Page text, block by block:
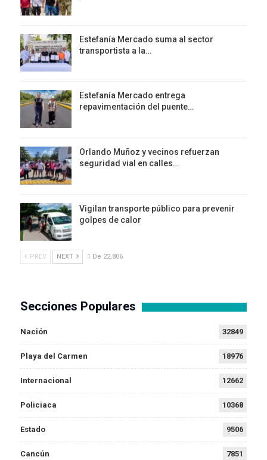
Estefanía Mercado suma al sector
transportista a la…
Estefanía Mercado entrega
repavimentación del puente…
Orlando Muñoz y vecinos refuerzan
seguridad vial en calles…
Vigilan transporte público para prevenir
golpes de calor
PREV NEXT 1 De 22,806
Secciones Populares
Nación 32849
Playa del Carmen 18976
Internacional 12662
Policiaca 10368
Estado 9506
Cancún 7851